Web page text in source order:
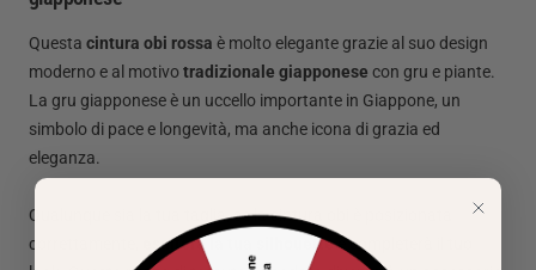
Questa cintura obi rossa è molto elegante grazie al suo design
moderno e al motivotradizionale giapponese con gru e piante.
La gru giapponese è un uccello importante in Giappone, un
simbolo di pace e longevità, ma anche icona di grazia ed
eleganza.
Qualunque sia la tua taglia, se la cintura obi è posizionata
correttamente,
esalterà la tua silhouettee completerà il tuo